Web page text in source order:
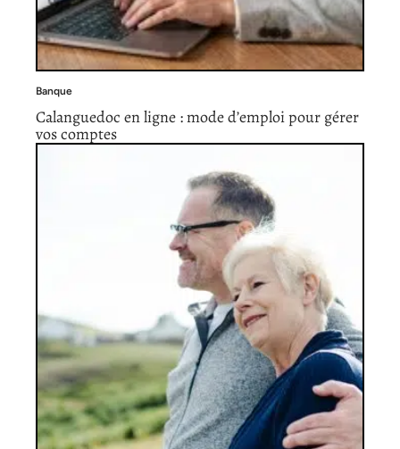
Banque
Calanguedoc en ligne : mode d’emploi pour gérer
vos comptes